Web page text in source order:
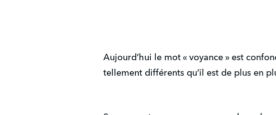
Aujourd’hui le mot « voyance » est
tellement différents qu’il est de plus en